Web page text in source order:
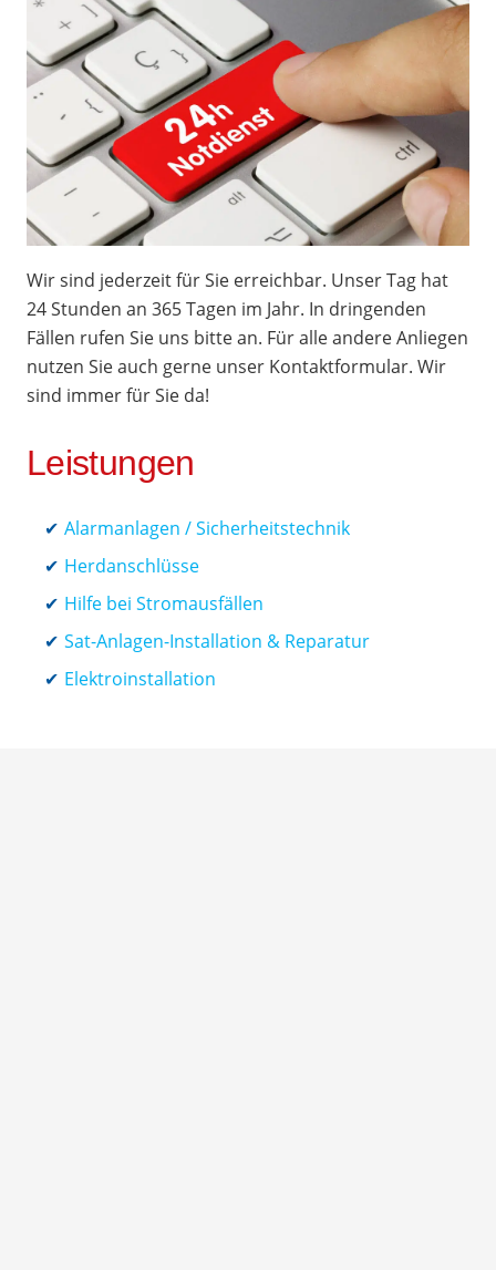
Wir sind jederzeit für Sie erreichbar. Unser Tag hat
24 Stunden an 365 Tagen im Jahr. In dringenden
Fällen rufen Sie uns bitte an. Für alle andere Anliegen
nutzen Sie auch gerne unser Kontaktformular. Wir
sind immer für Sie da!
Leistungen
Alarmanlagen / Sicherheitstechnik
Herdanschlüsse
Hilfe bei Stromausfällen
Sat-Anlagen-Installation & Reparatur
Elektroinstallation